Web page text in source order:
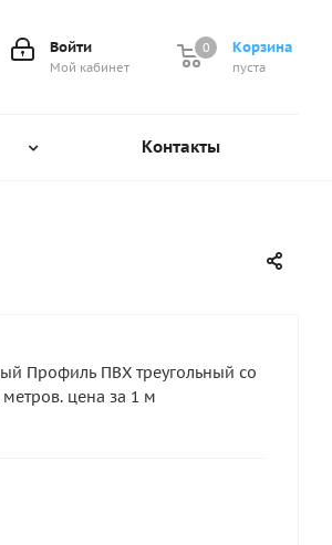
Корзина
0
пуста
0
Войти
Мой кабинет
Контакты
Профиль ПВХ треугольный со
цена за 1 м